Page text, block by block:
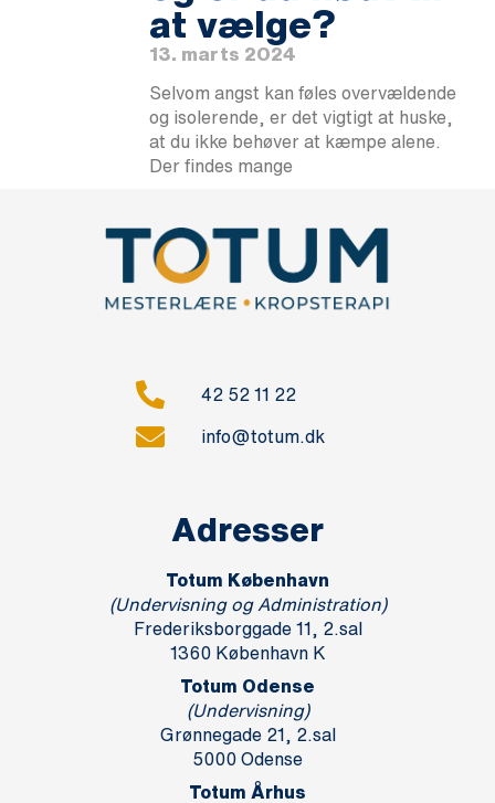
at vælge?
13. marts 2024
Selvom angst kan føles overvældende
og isolerende, er det vigtigt at huske,
at du ikke behøver at kæmpe alene.
Der findes mange
42 52 11 22
info@totum.dk
Adresser
Totum København
(Undervisning og Administration)
Frederiksborggade 11, 2.sal
1360 København K
Totum Odense
(Undervisning)
Grønnegade 21, 2.sal
5000 Odense
Totum Århus